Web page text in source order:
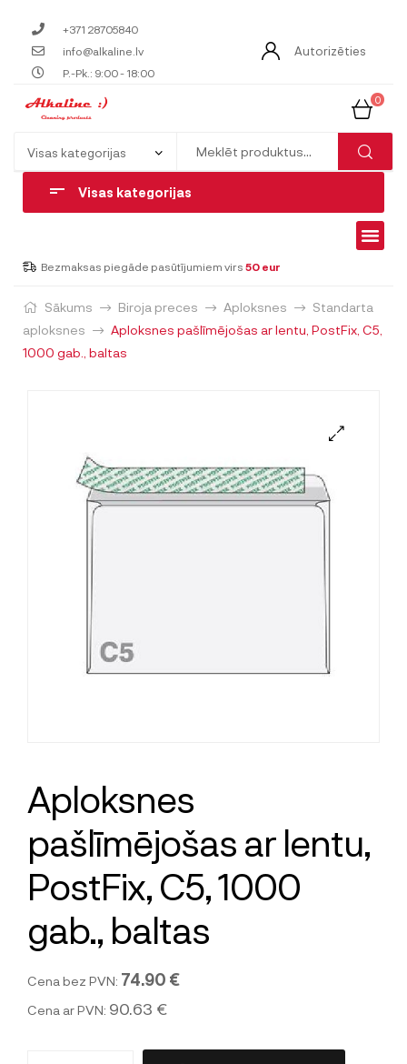
+371 28705840
info@alkaline.lv
P.-Pk.: 9:00 - 18:00
Autorizēties
0
Visas kategorijas
Bezmaksas piegāde pasūtījumiem virs 50 eur
Sākums Biroja preces Aploksnes
Standarta
aploksnes
Aploksnes pašlīmējošas ar lentu, PostFix, C5,
1000 gab., baltas
Aploksnes
pašlīmējošas ar lentu,
PostFix, C5, 1000
gab., baltas
Cena bez PVN: 74.90 €
Cena ar PVN: 90.63 €